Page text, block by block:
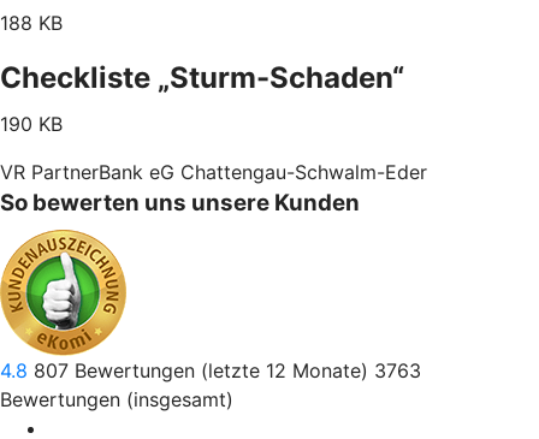
188 KB
Checkliste „Sturm-Schaden“
190 KB
VR PartnerBank eG Chattengau-Schwalm-Eder
So bewerten uns unsere Kunden
4.8 807 Bewertungen (letzte 12 Monate) 3763
Bewertungen (insgesamt)